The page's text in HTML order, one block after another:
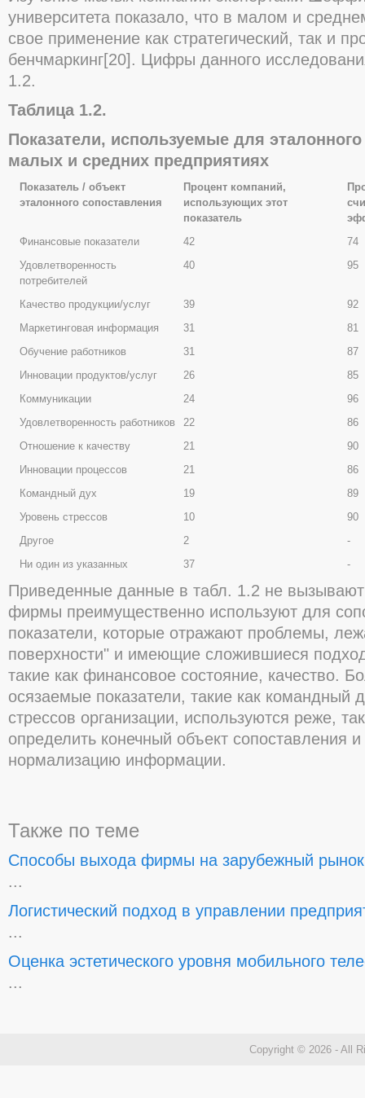
университета показало, что в малом и
свое применение как стратегический, так и
бенчмаркинг[20]. Цифры данного
1.2.
Таблица 1.2.
Показатели, используемые для
малых и средних предприятиях
Показатель / объект
эталонного сопоставления
Процент компаний,
использующих этот
показатель
Финансовые показатели
42
74
Удовлетворенность
потребителей
40 95
Качество продукции/услуг 39
92
Маркетинговая информация
31
81
Обучение работников
31
87
Инновации продуктов/услуг
26
85
Коммуникации
24
96
Удовлетворенность работников
22
86
Отношение к качеству
21
90
Инновации процессов
21
86
Командный дух
19
89
Уровень стрессов
10
90
Другое
2
-
Ни один из указанных
37 -
Приведенные данные в табл. 1.2 не
фирмы преимущественно используют для
показатели, которые отражают проблемы,
поверхности" и имеющие сложившиеся
такие как финансовое состояние, качество.
осязаемые показатели, такие как командный
стрессов организации, используются реже,
определить конечный объект сопоставления и
нормализацию информации.
Также по теме
Способы выхода фирмы на зарубежный рынок
...
Логистический подход в управлении
...
Оценка эстетического уровня мобильного
...
Copyright © 2026 - All